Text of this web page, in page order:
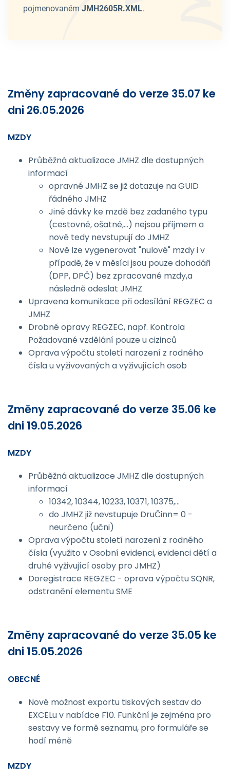
pojmenovaném JMH2605R.XML.
Změny zapracované do verze 35.07 ke
dni 26.05.2026
MZDY
Průběžná aktualizace JMHZ dle dostupných
informací
opravné JMHZ se již dotazuje na GUID
řádného JMHZ
Jiné dávky ke mzdě bez zadaného typu
(cestovné, ošatné,...) nejsou příjmem a
nově tedy nevstupují do JMHZ
Nově lze vygenerovat "nulové" mzdy i v
případě, že v měsíci jsou pouze dohodáři
(DPP, DPČ) bez zpracované mzdy,a
následně odeslat JMHZ
Upravena komunikace při odesílání REGZEC a
JMHZ
Drobné opravy REGZEC, např. Kontrola
Požadované vzdělání pouze u cizinců
Oprava výpočtu století narození z rodného
čísla u vyživovaných a vyživujících osob
Změny zapracované do verze 35.06 ke
dni 19.05.2026
MZDY
Průběžná aktualizace JMHZ dle dostupných
informací
10342, 10344, 10233, 10371, 10375,...
do JMHZ již nevstupuje DruČinn= 0 -
neurčeno (učni)
Oprava výpočtu století narození z rodného
čísla (využito v Osobní evidenci, evidenci dětí a
druhé vyživující osoby pro JMHZ)
Doregistrace REGZEC - oprava výpočtu SQNR,
odstranění elementu SME
Změny zapracované do verze 35.05 ke
dni 15.05.2026
OBECNÉ
Nové možnost exportu tiskových sestav do
EXCELu v nabídce F10. Funkční je zejména pro
sestavy ve formě seznamu, pro formuláře se
hodí méně
MZDY